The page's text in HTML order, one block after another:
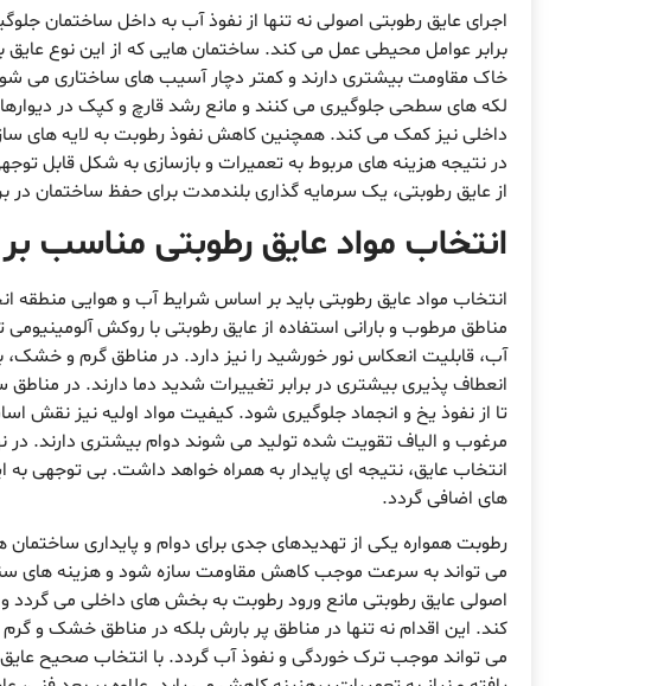
اجرای عایق رطوبتی اصولی نه تنها از نفوذ آب به داخل ساختمان
برابر عوامل محیطی عمل می کند. ساختمان هایی که از این نوع عایق
خاک مقاومت بیشتری دارند و کمتر دچار آسیب های ساختاری می
لکه های سطحی جلوگیری می کنند و مانع رشد قارچ و کپک در
داخلی نیز کمک می کند. همچنین کاهش نفوذ رطوبت به لایه های
در نتیجه هزینه های مربوط به تعمیرات و بازسازی به شکل قابل
از عایق رطوبتی، یک سرمایه گذاری بلندمدت برای حفظ ساختمان
انتخاب مواد عایق رطوبتی مناسب
انتخاب مواد عایق رطوبتی باید بر اساس شرایط آب و هوایی منطقه
مناطق مرطوب و بارانی استفاده از عایق رطوبتی با روکش
آب، قابلیت انعکاس نور خورشید را نیز دارد. در مناطق گرم و
انعطاف پذیری بیشتری در برابر تغییرات شدید دما دارند. در
تا از نفوذ یخ و انجماد جلوگیری شود. کیفیت مواد اولیه نیز نقش
مرغوب و الیاف تقویت شده تولید می شوند دوام بیشتری دارند. در
انتخاب عایق، نتیجه ای پایدار به همراه خواهد داشت. بی توجهی
های اضافی گردد.
رطوبت همواره یکی از تهدیدهای جدی برای دوام و پایداری
می تواند به سرعت موجب کاهش مقاومت سازه شود و هزینه های
اصولی عایق رطوبتی مانع ورود رطوبت به بخش های داخلی می گردد و
کند. این اقدام نه تنها در مناطق پر بارش بلکه در مناطق خشک و
می تواند موجب ترک خوردگی و نفوذ آب گردد. با انتخاب صحیح